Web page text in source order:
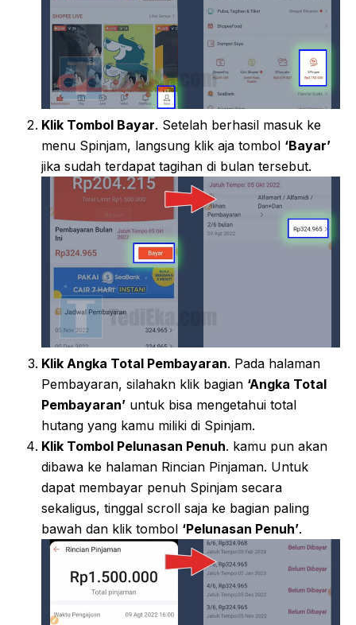
Klik Tombol Bayar. Setelah berhasil masuk ke
menu Spinjam, langsung klik aja tombol ‘Bayar’
jika sudah terdapat tagihan di bulan tersebut.
Klik Angka Total Pembayaran. Pada halaman
Pembayaran, silahakn klik bagian ‘Angka Total
Pembayaran’ untuk bisa mengetahui total
hutang yang kamu miliki di Spinjam.
Klik Tombol Pelunasan Penuh. kamu pun akan
dibawa ke halaman Rincian Pinjaman. Untuk
dapat membayar penuh Spinjam secara
sekaligus, tinggal scroll saja ke bagian paling
bawah dan klik tombol ‘Pelunasan Penuh’.